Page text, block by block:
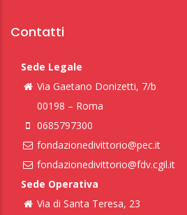
Contatti
Sede Legale
Via Gaetano Donizetti, 7/b
00198 – Roma
0685797300
fondazionedivittorio@pec.it
fondazionedivittorio@fdv.cgil.it
Sede Operativa
Via di Santa Teresa, 23